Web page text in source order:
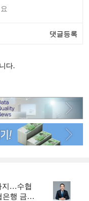
지…수협
은행 금융